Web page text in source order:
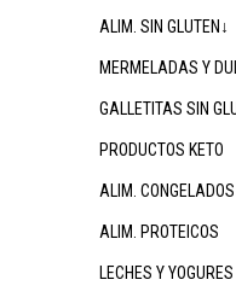
ALIM. SIN GLUTEN↓
MERMELADAS Y
GALLETITAS SIN
PRODUCTOS KETO
ALIM.
ALIM. PROTEICOS
LECHES Y YOGURES